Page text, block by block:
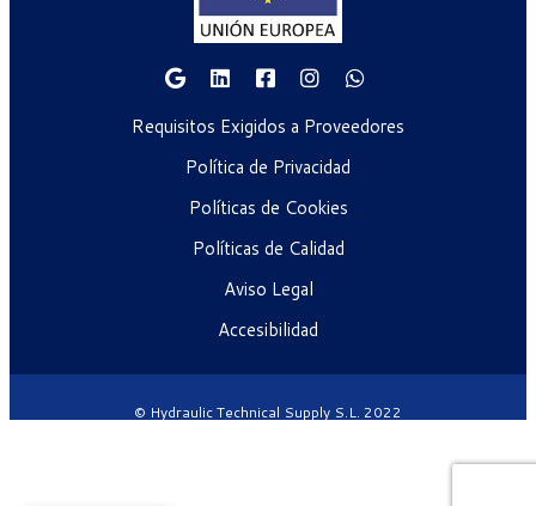
Requisitos Exigidos a Proveedores
Política de Privacidad
Políticas de Cookies
Políticas de Calidad
Aviso Legal
Accesibilidad
© Hydraulic Technical Supply S.L. 2022